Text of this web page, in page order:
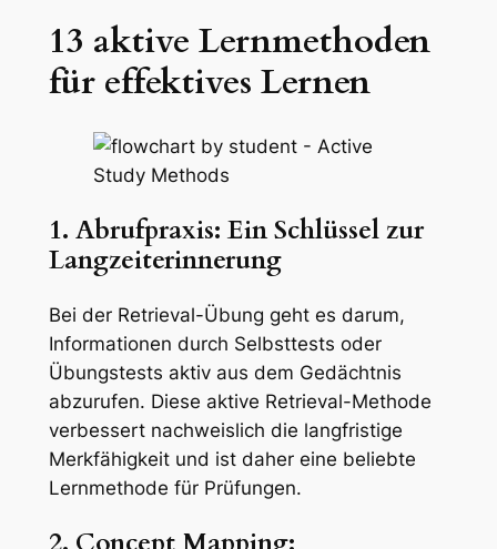
13 aktive Lernmethoden
für effektives Lernen
1. Abrufpraxis: Ein Schlüssel zur
Langzeiterinnerung
Bei der Retrieval-Übung geht es darum,
Informationen durch Selbsttests oder
Übungstests aktiv aus dem Gedächtnis
abzurufen. Diese aktive Retrieval-Methode
verbessert nachweislich die langfristige
Merkfähigkeit und ist daher eine beliebte
Lernmethode für Prüfungen.